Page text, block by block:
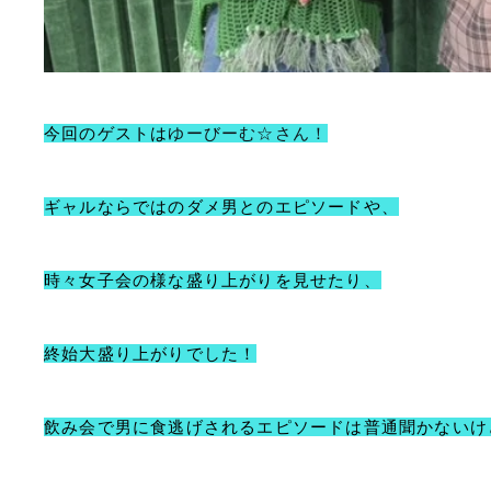
今回のゲストはゆーびーむ☆さん！
ギャルならではのダメ男とのエピソードや、
時々女子会の様な盛り上がりを見せたり、
終始大盛り上がりでした！
飲み会で男に食逃げされるエピソードは普通聞かない